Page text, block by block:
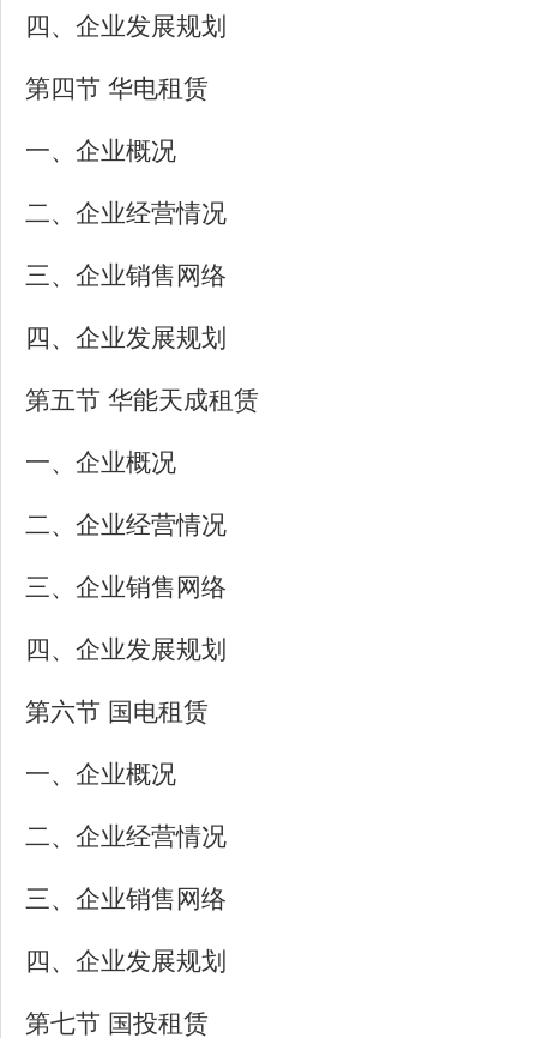
四、企业发展规划
第四节 华电租赁
一、企业概况
二、企业经营情况
三、企业销售网络
四、企业发展规划
第五节 华能天成租赁
一、企业概况
二、企业经营情况
三、企业销售网络
四、企业发展规划
第六节 国电租赁
一、企业概况
二、企业经营情况
三、企业销售网络
四、企业发展规划
第七节 国投租赁